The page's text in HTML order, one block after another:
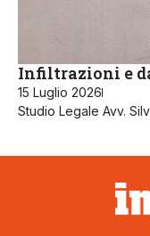
Infiltrazioni e
15 Luglio 2026
Studio Legale Avv.